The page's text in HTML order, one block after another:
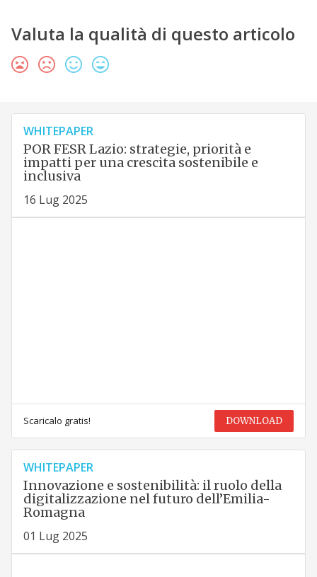
Valuta la qualità di questo articolo
WHITEPAPER
POR FESR Lazio: strategie, priorità e
impatti per una crescita sostenibile e
inclusiva
16 Lug 2025
Scaricalo gratis! DOWNLOAD
WHITEPAPER
Innovazione e sostenibilità: il ruolo della
digitalizzazione nel futuro dell’Emilia-
Romagna
01 Lug 2025